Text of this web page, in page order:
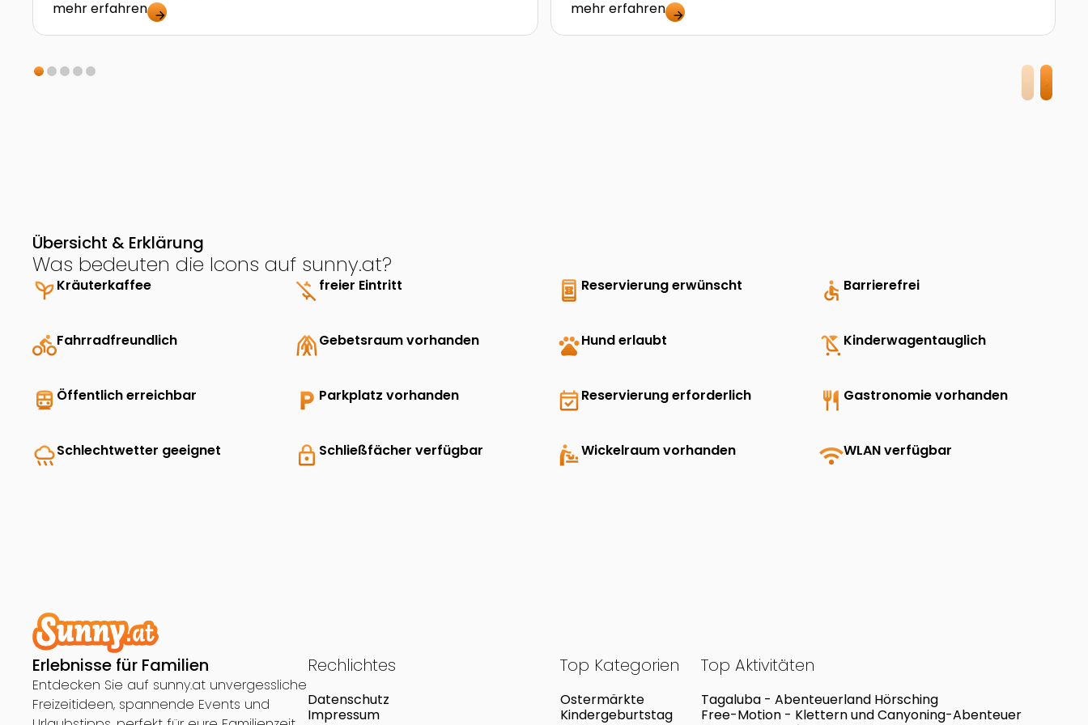
mehr erfahren arrow_forward mehr erfahren arrow_forward
Übersicht & Erklärung
Was bedeuten die Icons auf sunny.at?
psychiatryKräuterkaffee money_off freier Eintritt book_online Reservierung erwünscht accessible Barrierefrei
directions_bikeFahrradfreundlich folded_handsGebetsraum vorhanden petsHund erlaubt child_friendlyKinderwagentauglich
directions_transit Öffentlich erreichbar local_parking Parkplatz vorhanden event_availableReservierung erforderlich restaurant Gastronomie vorhanden
rainySchlechtwetter geeignet lock Schließfächer verfügbar baby_changing_stationWickelraum vorhanden wifiWLAN verfügbar
Erlebnisse für Familien
Entdecken Sie auf sunny.at unvergessliche
Freizeitideen, spannende Events und
Rechlichtes
Datenschutz
Impressum
Top Kategorien
Ostermärkte
Kindergeburtstag
Top Aktivitäten
Tagaluba - Abenteuerland Hörsching
Free-Motion - Klettern und Canyoning-Abenteuer